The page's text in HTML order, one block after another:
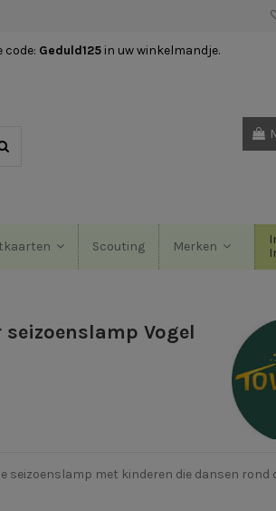
code: Geduld125 in uw winkelmandje.
Scouting Merken
Vogel
seizoenslamp met kinderen die dansen rond